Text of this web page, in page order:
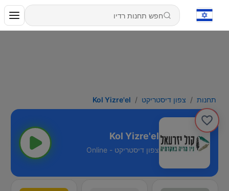
תחנות צפון דיסטריקט Kol Yizre'el
Kol Yizre'el
צפון דיסטריקט - Online